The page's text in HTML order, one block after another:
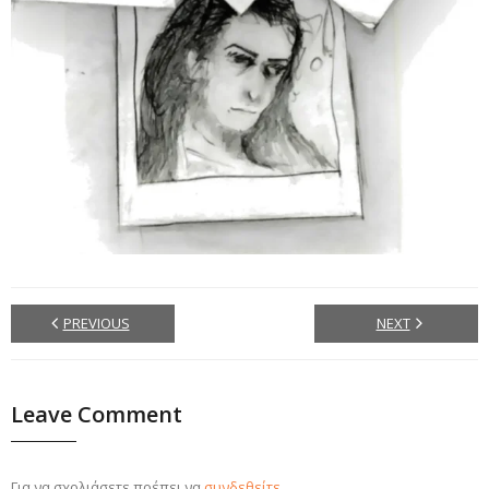
PREVIOUS NEXT
Leave Comment